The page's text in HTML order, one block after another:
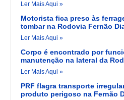
Ler Mais Aqui »
Motorista fica preso às
tombar na Rodovia Fernão
Ler Mais Aqui »
Corpo é encontrado por
manutenção na lateral da
Ler Mais Aqui »
PRF flagra transporte
produto perigoso na Fernão